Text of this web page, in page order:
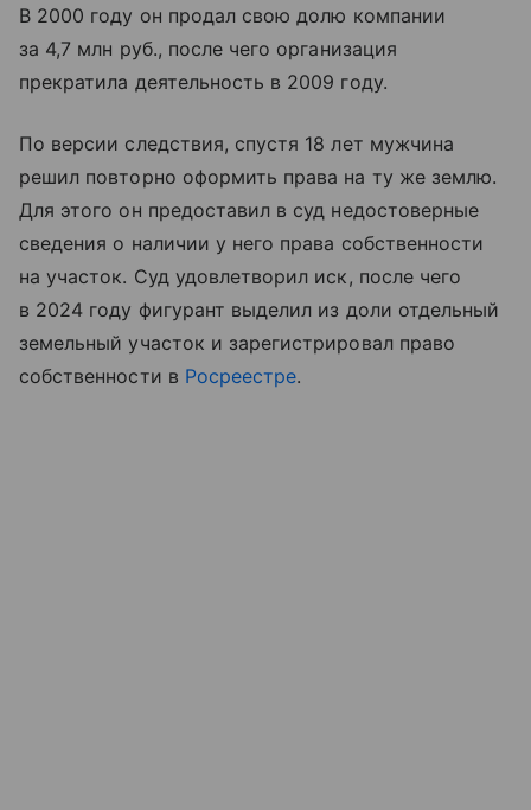
В 2000 году он продал свою долю компании
за 4,7 млн руб., после чего организация
прекратила деятельность в 2009 году.
По версии следствия, спустя 18 лет мужчина
решил повторно оформить права на ту же землю.
Для этого он предоставил в суд недостоверные
сведения о наличии у него права собственности
на участок. Суд удовлетворил иск, после чего
в 2024 году фигурант выделил из доли отдельный
земельный участок и зарегистрировал право
собственности в Росреестре.